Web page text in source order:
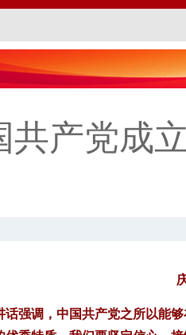
共产党成
话强调，中国共产党之所以能